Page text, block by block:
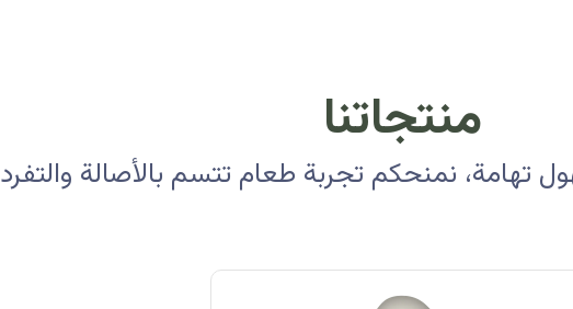
منتجاتنا
نمنحكم تجربة طعام تتسم بالأصالة والتفرد